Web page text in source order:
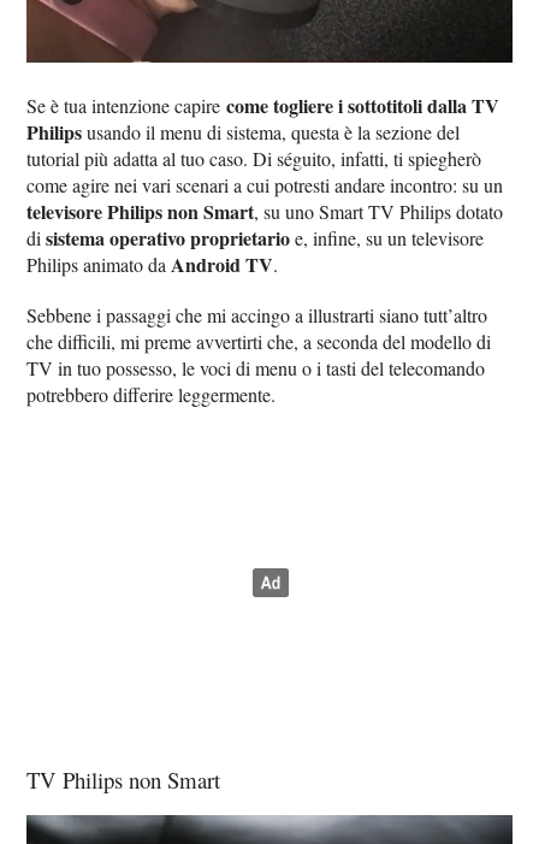
Se è tua intenzione capirecome togliere i sottotitoli dalla TV
Philipsusando il menu di sistema, questa è la sezione del
tutorial più adatta al tuo caso. Di séguito, infatti, ti spiegherò
come agire nei vari scenari a cui potresti andare incontro: su un
televisore Philips non Smart, su uno Smart TV Philips dotato
disistema operativo proprietarioe, infine, su un televisore
Philips animato da Android TV.
Sebbene i passaggi che mi accingo a illustrarti siano tutt’altro
che difficili, mi preme avvertirti che, a seconda del modello di
TV in tuo possesso, le voci di menu o i tasti del telecomando
potrebbero differire leggermente.
TV Philips non Smart